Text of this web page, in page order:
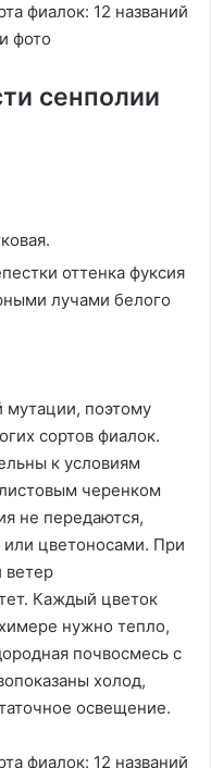
сенполии
оттенка фуксия
лучами белого
мутации, поэтому
сортов фиалок.
к условиям
черенком
не передаются,
цветоносами. При
ветер
Каждый цветок
нужно тепло,
почвосмесь с
холод,
освещение.